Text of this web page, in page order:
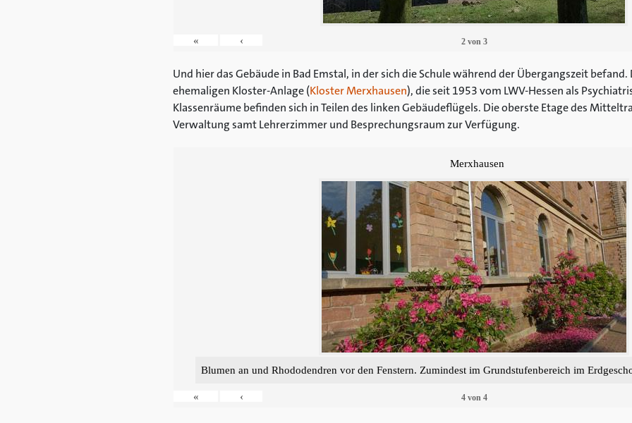
« ‹ 2von 3
Und hier das Gebäude in Bad Emstal, in der sich die Schule während der Übergangszeit befand.
ehemaligen Kloster-Anlage (Kloster Merxhausen), die seit 1953 vom LWV-Hessen als
Klassenräume befinden sich in Teilen des linken Gebäudeflügels. Die oberste Etage des
Verwaltung samt Lehrerzimmer und Besprechungsraum zur Verfügung.
Merxhausen
Blumen an und Rhododendren vor den Fenstern. Zumindest im Grundstufenbereich im
« ‹ 4von 4